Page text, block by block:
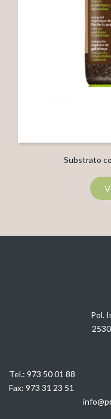
Substrato
Pol.
Tel.: 973 50 01 88
Fax: 973 31 23 51